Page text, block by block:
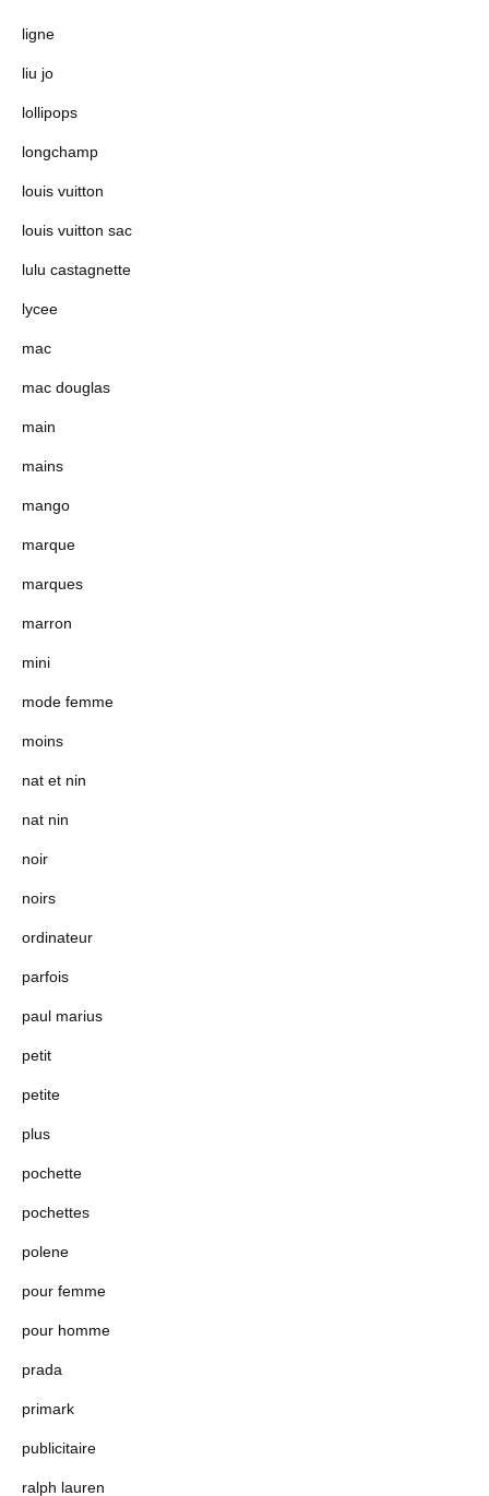
ligne
liu jo
lollipops
longchamp
louis vuitton
louis vuitton sac
lulu castagnette
lycee
mac
mac douglas
main
mains
mango
marque
marques
marron
mini
mode femme
moins
nat et nin
nat nin
noir
noirs
ordinateur
parfois
paul marius
petit
petite
plus
pochette
pochettes
polene
pour femme
pour homme
prada
primark
publicitaire
ralph lauren